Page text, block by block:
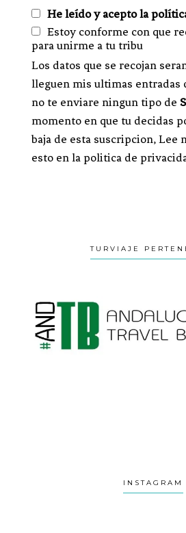
He leído y acepto la
Estoy conforme con que
para unirme a tu tribu
Los datos que se recojan
lleguen mis ultimas entradas
no te enviare ningun tipo de
momento en que tu decidas
baja de esta suscripcion, Lee
esto en la politica de
TURVIAJE
INSTAGRAM